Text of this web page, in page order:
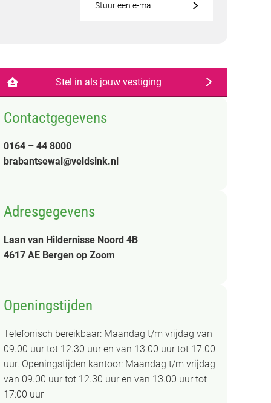
Stuur een e-mail
Stel in als jouw vestiging
Contactgegevens
0164 – 44 8000
brabantsewal@veldsink.nl
Adresgegevens
Laan van Hildernisse Noord 4B
4617 AE Bergen op Zoom
Openingstijden
Telefonisch bereikbaar: Maandag t/m vrijdag van
09.00 uur tot 12.30 uur en van 13.00 uur tot 17.00
uur. Openingstijden kantoor: Maandag t/m vrijdag
van 09.00 uur tot 12.30 uur en van 13.00 uur tot
17:00 uur